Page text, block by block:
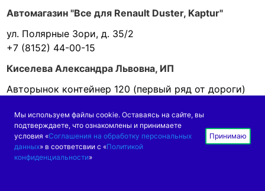
Автомагазин "Все для Renault Duster, Kaptur"
ул. Полярные Зори, д. 35/2
+7 (8152) 44-00-15
Киселева Александра Львовна, ИП
Авторынок контейнер 120 (первый ряд от дороги)
Нижегородская область
Арзамас
Мы используем файлы cookie. Оставаясь на сайте, вы
подтверждаете, что ознакомлены и принимаете
условия «Соглашения на обработку персональных
данных» в соответсвии с «Политикой
конфиденциальности»
Принимаю